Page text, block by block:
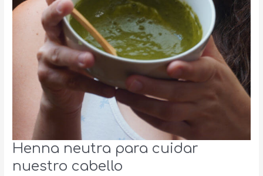
Henna neutra para cuidar
nuestro cabello